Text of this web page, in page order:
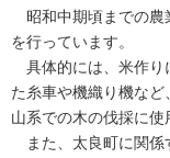
昭和中期頃までの農
を行っています。
具体的には、米作り
た糸車や機織り機な
山系での木の伐採に使
また、太良町に関係